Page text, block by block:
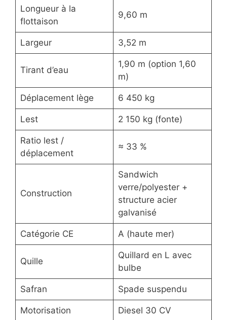
Longueur à la
flottaison
9,60 m
Largeur 3,52 m
Tirant d’eau
1,90 m (option 1,60
m)
Déplacement lège 6 450 kg
Lest 2 150 kg (fonte)
Ratio lest /
déplacement
≈ 33 %
Construction
Sandwich
verre/polyester +
structure acier
galvanisé
Catégorie CE A (haute mer)
Quille
Quillard en L avec
bulbe
Safran Spade suspendu
Motorisation Diesel 30 CV